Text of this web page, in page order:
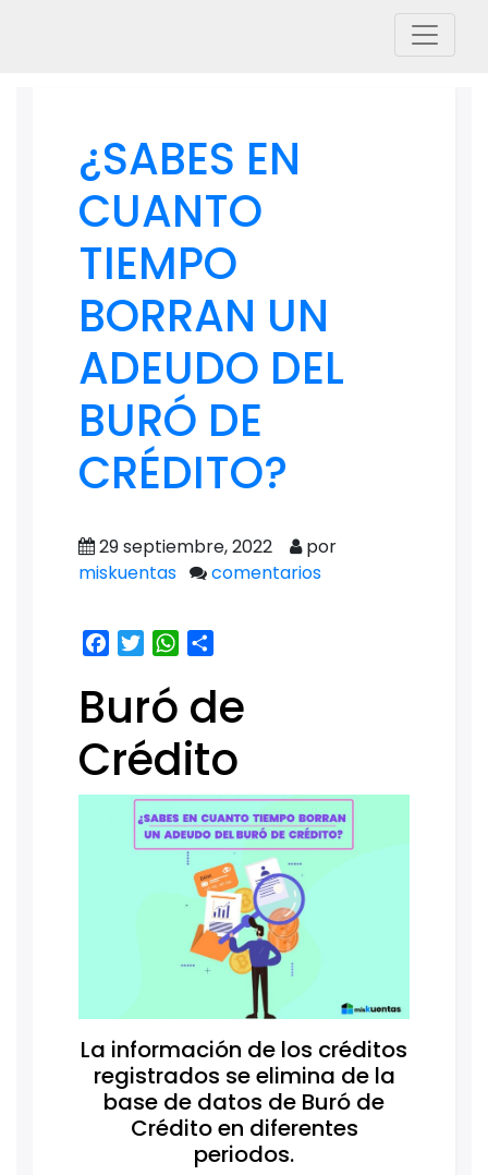
¿SABES EN
CUANTO
TIEMPO
BORRAN UN
ADEUDO DEL
BURÓ DE
CRÉDITO?
29 septiembre, 2022
por
miskuentas
comentarios
Facebook
TwitterWhatsApp
Buró de
Crédito
La información de los créditos
registrados se elimina de la
base de datos de Buró de
Crédito en diferentes
periodos.